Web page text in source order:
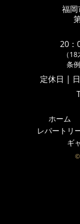
福
20：
（
条
定休日 |
ホーム
レパートリ
ギ
©